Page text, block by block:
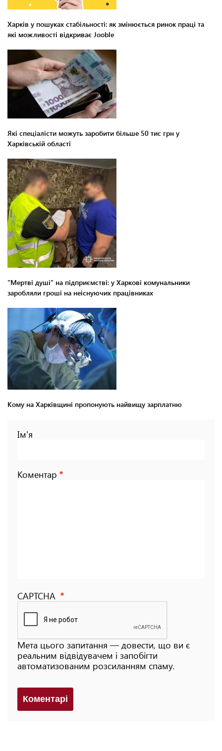
Харків у пошуках стабільності: як змінюється ринок праці та
які можливості відкриває Jooble
Які спеціалісти можуть заробити більше 50 тис грн у
Харківській області
"Мертві душі" на підприємстві: у Харкові комунальники
заробляли гроші на неіснуючих працівниках
Кому на Харківщині пропонують найвищу зарплатню
Ім'я
Коментар
CAPTCHA
Мета цього запитання — довести, що ви є
реальним відвідувачем і запобігти
автоматизованим розсиланням спаму.
Коментарi